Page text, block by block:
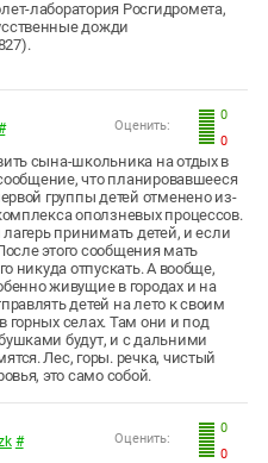
лаборатория Росгидромета,
дожди
0
0
Оценить:
сына-школьника на отдых в
что планировавшееся
группы детей отменено из-
оползневых процессов.
принимать детей, и если
этого сообщения мать
никуда отпускать. А вообще,
живущие в городах и на
детей на лето к своим
селах. Там они и под
будут, и с дальними
Лес, горы. речка, чистый
это само собой.
0
0
Оценить:
#